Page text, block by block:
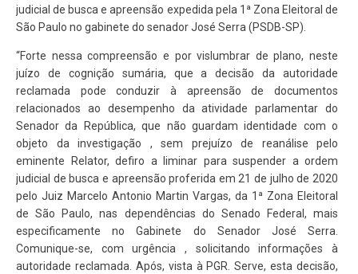
judicial de busca e apreensão expedida pela 1ª Zona Eleitoral de
São Paulo no gabinete do senador José Serra (PSDB-SP).
“Forte nessa compreensão e por vislumbrar de plano, neste
juízo de cognição sumária, que a decisão da autoridade
reclamada pode conduzir à apreensão de documentos
relacionados ao desempenho da atividade parlamentar do
Senador da República, que não guardam identidade com o
objeto da investigação , sem prejuízo de reanálise pelo
eminente Relator, defiro a liminar para suspender a ordem
judicial de busca e apreensão proferida em 21 de julho de 2020
pelo Juiz Marcelo Antonio Martin Vargas, da 1ª Zona Eleitoral
de São Paulo, nas dependências do Senado Federal, mais
especificamente no Gabinete do Senador José Serra.
Comunique-se, com urgência , solicitando informações à
autoridade reclamada. Após, vista à PGR. Serve, esta decisão,